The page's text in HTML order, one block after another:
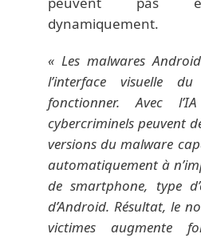
dynamiquement.
« Les malwares
l’interface visuelle
fonctionner. Avec
cybercriminels peuvent
versions du malware
automatiquement à
de smartphone, type
d’Android. Résultat, le
victimes augmente